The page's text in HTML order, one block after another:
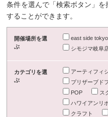
条件を選んで「検索ボタン」
することができます。
開催場所を選
ぶ
east side tokyo
シモジマ岐阜
カテゴリを選
ぶ
アーティフィ
プリザーブド
POP
ス
ハワイアンリ
クラフト